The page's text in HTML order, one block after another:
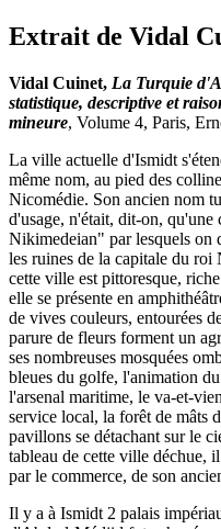
Extrait de Vidal
Vidal Cuinet, La Turquie
statistique, descriptive et
mineure, Volume 4, Paris,
La ville actuelle d'Ismidt
même nom, au pied des
Nicomédie. Son ancien nom
d'usage, n'était, dit-on, qu'une
Nikimedeian" par lesquels on
les ruines de la capitale du roi
cette ville est pittoresque,
elle se présente en
de vives couleurs, entourées
parure de fleurs forment un
ses nombreuses mosquées
bleues du golfe, l'animation
l'arsenal maritime, le va-et-
service local, la forêt de mâts
pavillons se détachant sur le
tableau de cette ville déchue,
par le commerce, de son
Il y a à Ismidt 2 palais